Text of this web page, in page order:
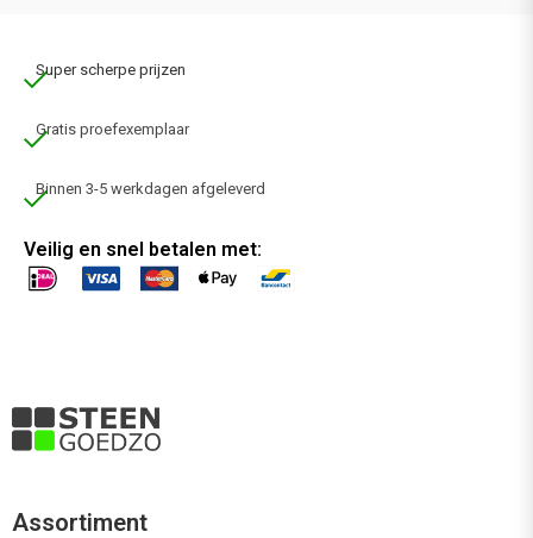
Super scherpe prijzen
Gratis proefexemplaar
Binnen 3-5 werkdagen afgeleverd
Veilig en snel betalen met:
Assortiment